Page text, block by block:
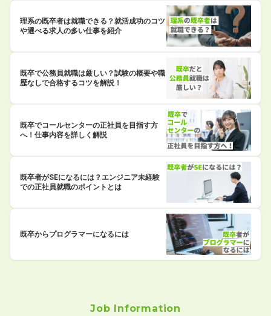
理系の既卒者は就職できる？就活成功のコツ
や選べる求人の多い仕事を紹介
既卒で公務員就職は厳しい？試験の概要や職
歴なしで合格するコツを解説！
既卒でコールセンターの正社員を目指す方
へ！仕事内容を詳しく解説
既卒者がSEになるには？エンジニア未経験
での正社員就職のポイントとは
既卒からプログラマーになるには
Job Information